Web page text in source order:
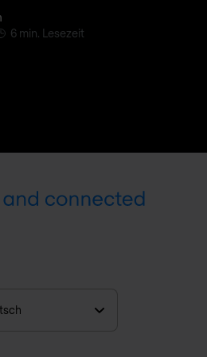
6 min. Lesezeit